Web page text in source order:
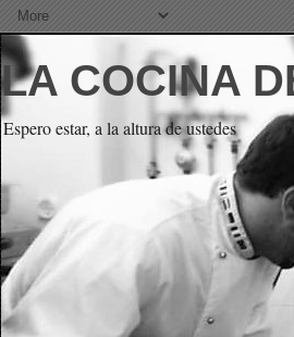
LA COCINA
Espero estar, a la altura de ustedes